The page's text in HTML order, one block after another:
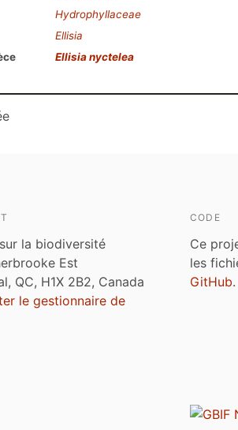
Hydrophyllaceae
Ellisia
Ellisia nyctelea
la biodiversité
Est
QC, H1X 2B2, Canada
le gestionnaire de
CODE
Ce
les
GitHub.